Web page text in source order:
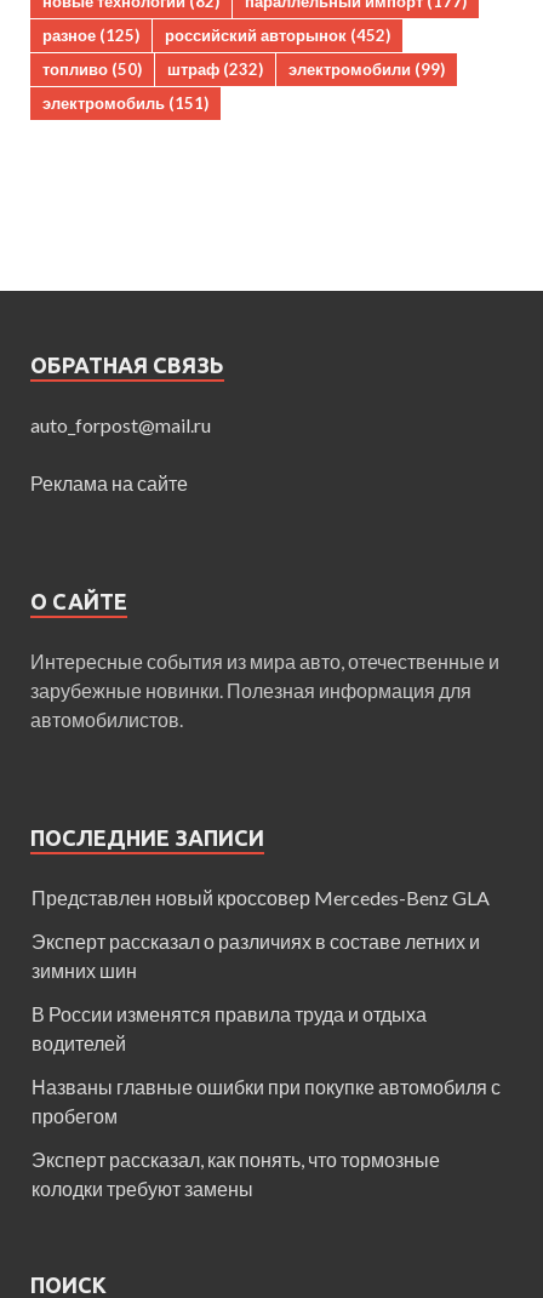
разное (125) российский авторынок (452)
топливо (50) штраф (232) электромобили (99)
электромобиль (151)
ОБРАТНАЯ СВЯЗЬ
auto_forpost@mail.ru
Реклама на сайте
О САЙТЕ
Интересные события из мира авто, отечественные и
зарубежные новинки. Полезная информация для
автомобилистов.
ПОСЛЕДНИЕ ЗАПИСИ
Представлен новый кроссовер Mercedes-Benz GLA
Эксперт рассказал о различиях в составе летних и
зимних шин
В России изменятся правила труда и отдыха
водителей
Названы главные ошибки при покупке автомобиля с
пробегом
Эксперт рассказал, как понять, что тормозные
колодки требуют замены
ПОИСК